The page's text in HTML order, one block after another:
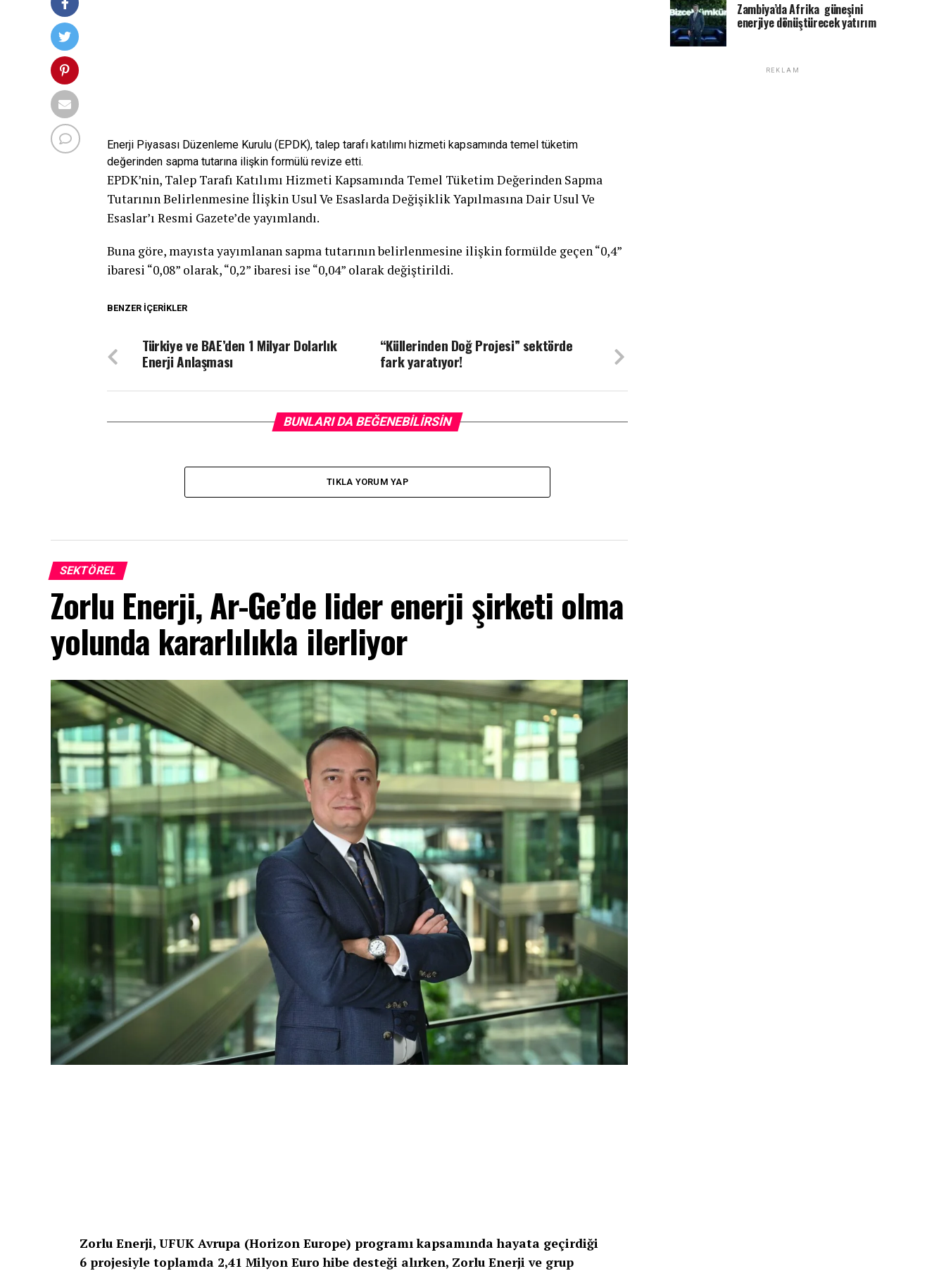
Enerji Piyasası Düzenleme Kurulu (EPDK), talep tarafı katılımı hizmeti kapsamında temel tüketim
değerinden sapma tutarına ilişkin formülü revize etti.
EPDK’nin, Talep Tarafı Katılımı Hizmeti Kapsamında Temel Tüketim Değerinden Sapma
Tutarının Belirlenmesine İlişkin Usul Ve Esaslarda Değişiklik Yapılmasına Dair Usul Ve
Esaslar’ı Resmi Gazete’de yayımlandı.
Buna göre, mayısta yayımlanan sapma tutarının belirlenmesine ilişkin formülde geçen “0,4”
ibaresi “0,08” olarak, “0,2” ibaresi ise “0,04” olarak değiştirildi.
BENZER İÇERIKLER
“Küllerinden Doğ Projesi” sektörde
fark yaratıyor!
Türkiye ve BAE’den 1 Milyar Dolarlık
Enerji Anlaşması
BUNLARI DA BEĞENEBILIRSIN
TIKLA YORUM YAP
SEKTÖREL
Zorlu Enerji, Ar-Ge’de lider enerji şirketi olma
yolunda kararlılıkla ilerliyor
Zorlu Enerji, UFUK Avrupa (Horizon Europe) programı kapsamında hayata geçirdiği
6 projesiyle toplamda 2,41 Milyon Euro hibe desteği alırken, Zorlu Enerji ve grup
Zambiya’da Afrika güneşini
enerjiye dönüştürecek yatırım
REKLAM